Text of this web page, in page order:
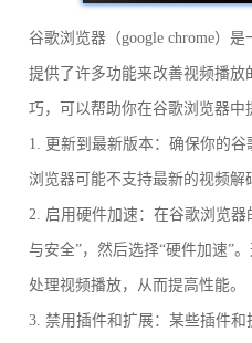
谷歌浏览器（google chrome）
提供了许多功能来改善视频播
巧，可以帮助你在谷歌浏览器中
1. 更新到最新版本：确保你的
浏览器可能不支持最新的视频解
2. 启用硬件加速：在谷歌浏览器
与安全”，然后选择“硬件加速”
处理视频播放，从而提高性能。
3. 禁用插件和扩展：某些插件